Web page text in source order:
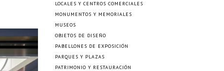
LOCALES Y CENTROS COMERCIALES
MONUMENTOS Y MEMORIALES
MUSEOS
OBJETOS DE DISEÑO
PABELLONES DE EXPOSICIÓN
PARQUES Y PLAZAS
PATRIMONIO Y RESTAURACIÓN